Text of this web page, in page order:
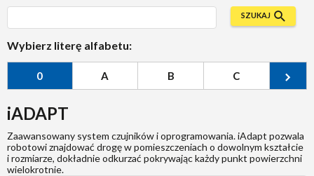
SZUKAJ
Wybierz literę alfabetu:
0 A B C
iADAPT
Zaawansowany system czujników i oprogramowania. iAdapt pozwala
robotowi znajdować drogę w pomieszczeniach o dowolnym kształcie
i rozmiarze, dokładnie odkurzać pokrywając każdy punkt powierzchni
wielokrotnie.